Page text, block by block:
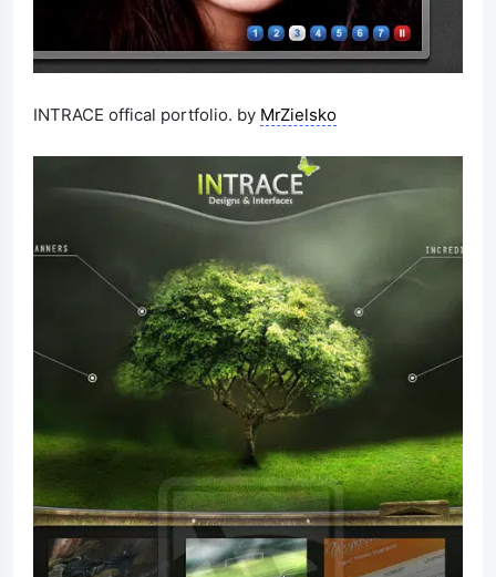
INTRACE offical portfolio. by MrZielsko